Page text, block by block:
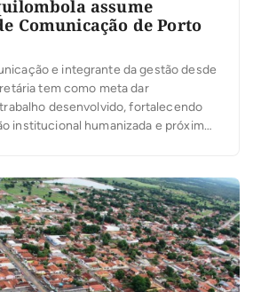
assume
Comunicação de Porto
e integrante da gestão desde
tem como meta dar
desenvolvido, fortalecendo
institucional humanizada e próxima